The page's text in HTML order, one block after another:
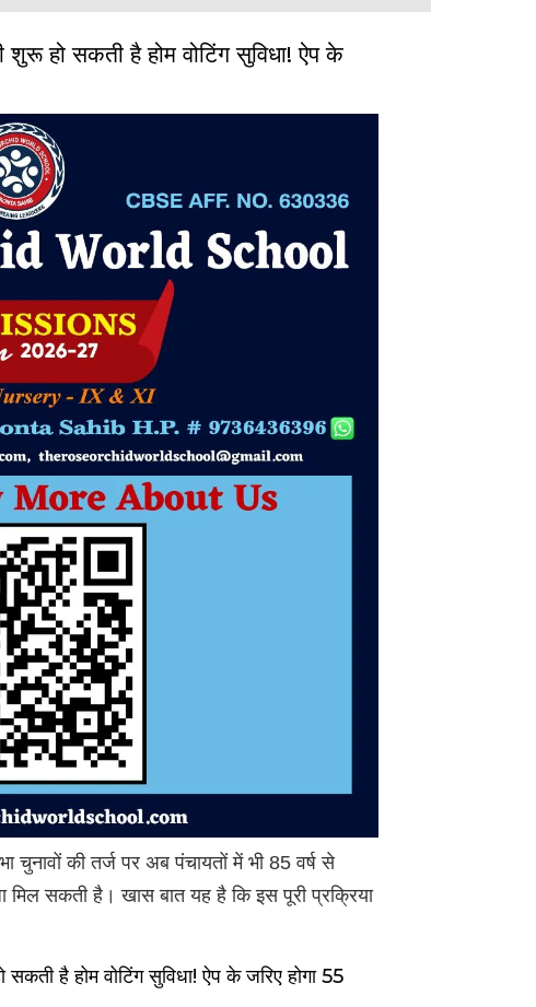
हो सकती है होम वोटिंग सुविधा! ऐप के
चुनावों की तर्ज पर अब पंचायतों में भी 85 वर्ष से
मिल सकती है। खास बात यह है कि इस पूरी प्रक्रिया
है होम वोटिंग सुविधा! ऐप के जरिए होगा 55